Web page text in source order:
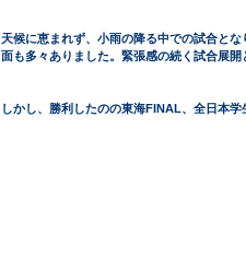
天候に恵まれず、小雨の降る中での試合と
面も多々ありました。緊張感の続く試合展
しかし、勝利したのの東海FINAL、全日本